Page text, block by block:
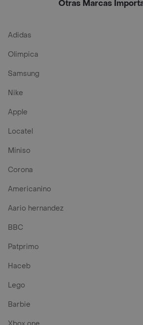
Otras Marcas
Adidas
Olimpica
Samsung
Nike
Apple
Locatel
Miniso
Corona
Americanino
Aario hernandez
BBC
Patprimo
Haceb
Lego
Barbie